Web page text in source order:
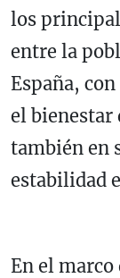
los
entre la
España,
el bienestar
también en
estabilidad
En el marco